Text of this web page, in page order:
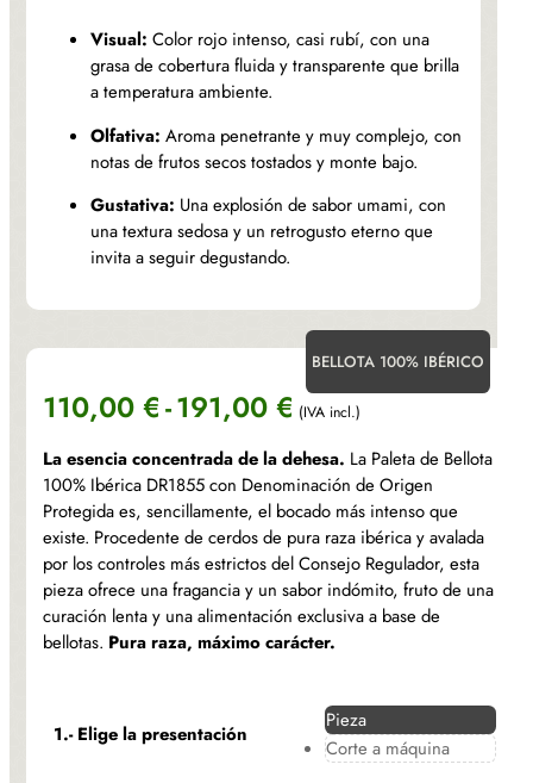
Visual: Color rojo intenso, casi rubí, con una
grasa de cobertura fluida y transparente que brilla
a temperatura ambiente.
Olfativa: Aroma penetrante y muy complejo, con
notas de frutos secos tostados y monte bajo.
Gustativa: Una explosión de sabor umami, con
una textura sedosa y un retrogusto eterno que
invita a seguir degustando.
BELLOTA 100% IBÉRICO
110,00 €-191,00 € Rango
de
precios:
desde
110,00 €
hasta
191,00 €
(IVA incl.)
La esencia concentrada de la dehesa. La Paleta de Bellota
100% Ibérica DR1855 con Denominación de Origen
Protegida es, sencillamente, el bocado más intenso que
existe. Procedente de cerdos de pura raza ibérica y avalada
por los controles más estrictos del Consejo Regulador, esta
pieza ofrece una fragancia y un sabor indómito, fruto de una
curación lenta y una alimentación exclusiva a base de
bellotas. Pura raza, máximo carácter.
1.- Elige la presentación
Pieza
Corte a máquina